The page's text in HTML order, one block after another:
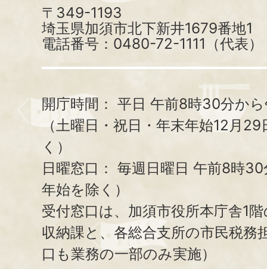
〒349-1193
埼玉県加須市北下新井1679番地1
電話番号：0480-72-1111（代表）
開庁時間： 平日 午前8時30分か
（土曜日・祝日・年末年始12月
く）
日曜窓口： 毎週日曜日 午前8時
年始を除く）
受付窓口は、加須市役所本庁舎1
収納課と、 各総合支所の市民税務
口も業務の一部のみ実施）